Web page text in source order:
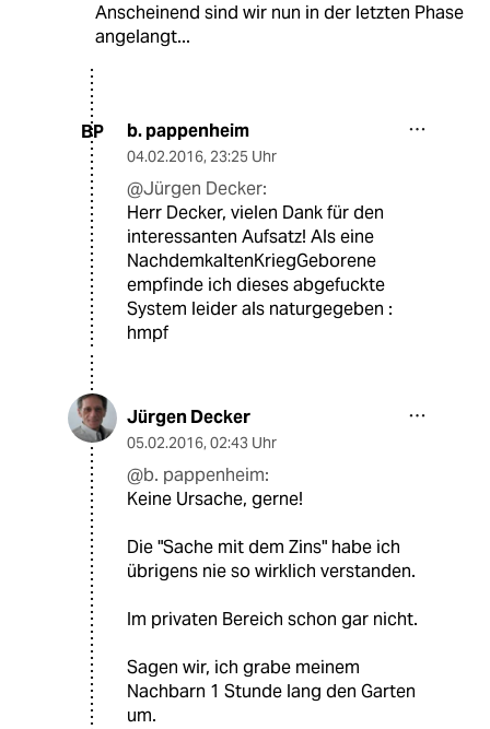
Anscheinend sind wir nun in der letzten Phase
angelangt...
BP b. pappenheim
04.02.2016, 23:25 Uhr
@Jürgen Decker:
Herr Decker, vielen Dank für den
interessanten Aufsatz! Als eine
NachdemkaltenKriegGeborene
empfinde ich dieses abgefuckte
System leider als naturgegeben :
hmpf
Jürgen Decker
05.02.2016, 02:43 Uhr
@b. pappenheim:
Keine Ursache, gerne!
Die "Sache mit dem Zins" habe ich
übrigens nie so wirklich verstanden.
Im privaten Bereich schon gar nicht.
Sagen wir, ich grabe meinem
Nachbarn 1 Stunde lang den Garten
um.